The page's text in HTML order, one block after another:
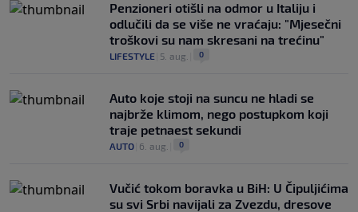
Penzioneri otišli na odmor u Italiju i
odlučili da se više ne vraćaju: "Mjesečni
troškovi su nam skresani na trećinu"
LIFESTYLE 5. aug. 0
Auto koje stoji na suncu ne hladi se
najbrže klimom, nego postupkom koji
traje petnaest sekundi
AUTO 6. aug. 0
Vučić tokom boravka u BiH: U Čipuljićima
su svi Srbi navijali za Zvezdu, dresove